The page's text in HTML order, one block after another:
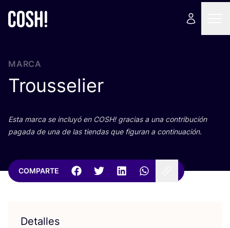
MARCA
Trousselier
Esta mar­ca se inclu­yó en COSH! gra­cias a una con­tri­bu­ción
paga­da de una de las tien­das que figu­ran a continuación.
COMPARTE
Detalles